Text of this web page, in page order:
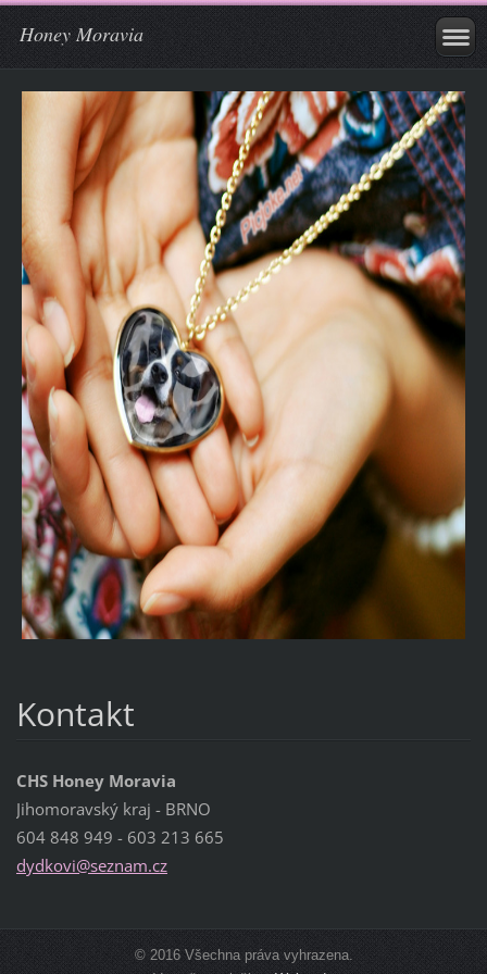
Honey Moravia
Kontakt
CHS Honey Moravia
Jihomoravský kraj - BRNO
604 848 949 - 603 213 665
dydkovi@seznam.cz
© 2016 Všechna práva vyhrazena.